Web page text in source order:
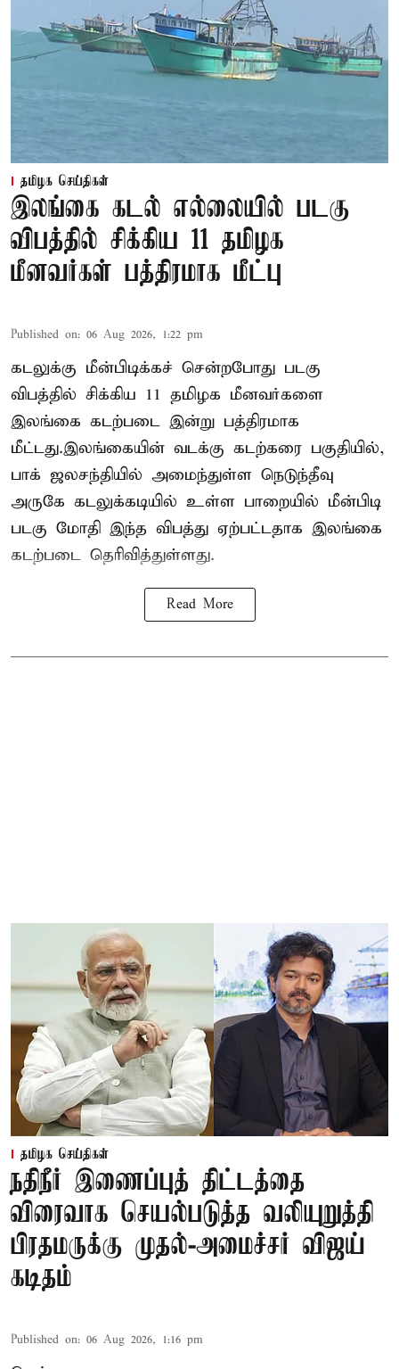
தமிழக செய்திகள்
இலங்கை கடல் எல்லையில் படகு
விபத்தில் சிக்கிய 11 தமிழக
மீனவர்கள் பத்திரமாக மீட்பு
Published on: 06 Aug 2026, 1:22 pm
கடலுக்கு மீன்பிடிக்கச் சென்றபோது படகு
விபத்தில் சிக்கிய 11 தமிழக மீனவர்களை
இலங்கை கடற்படை இன்று பத்திரமாக
மீட்டது.இலங்கையின் வடக்கு கடற்கரை பகுதியில்,
பாக் ஜலசந்தியில் அமைந்துள்ள நெடுந்தீவு
அருகே கடலுக்கடியில் உள்ள பாறையில் மீன்பிடி
படகு மோதி இந்த விபத்து ஏற்பட்டதாக இலங்கை
கடற்படை தெரிவித்துள்ளது.
Read More
தமிழக செய்திகள்
நதிநீர் இணைப்புத் திட்டத்தை
விரைவாக செயல்படுத்த வலியுறுத்தி
பிரதமருக்கு முதல்-அமைச்சர் விஜய்
கடிதம்
Published on: 06 Aug 2026, 1:16 pm